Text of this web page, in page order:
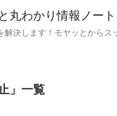
丸わかり情報ノート
解決します！モヤッとからス
」 一覧